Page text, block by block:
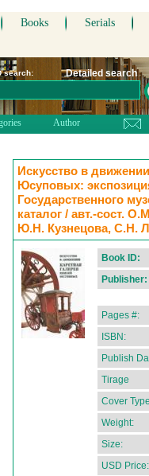
Books Serials
search: Detailed search
Author
Искусство в
Юсуповых:
Государственного
каталог / авт.-сост.
Ю.Н. Кузнецова, С.Н.
Book ID:
Publisher:
Pages #:
ISBN:
Publish
Tirage
Cover
Weight:
Size:
USD Price: